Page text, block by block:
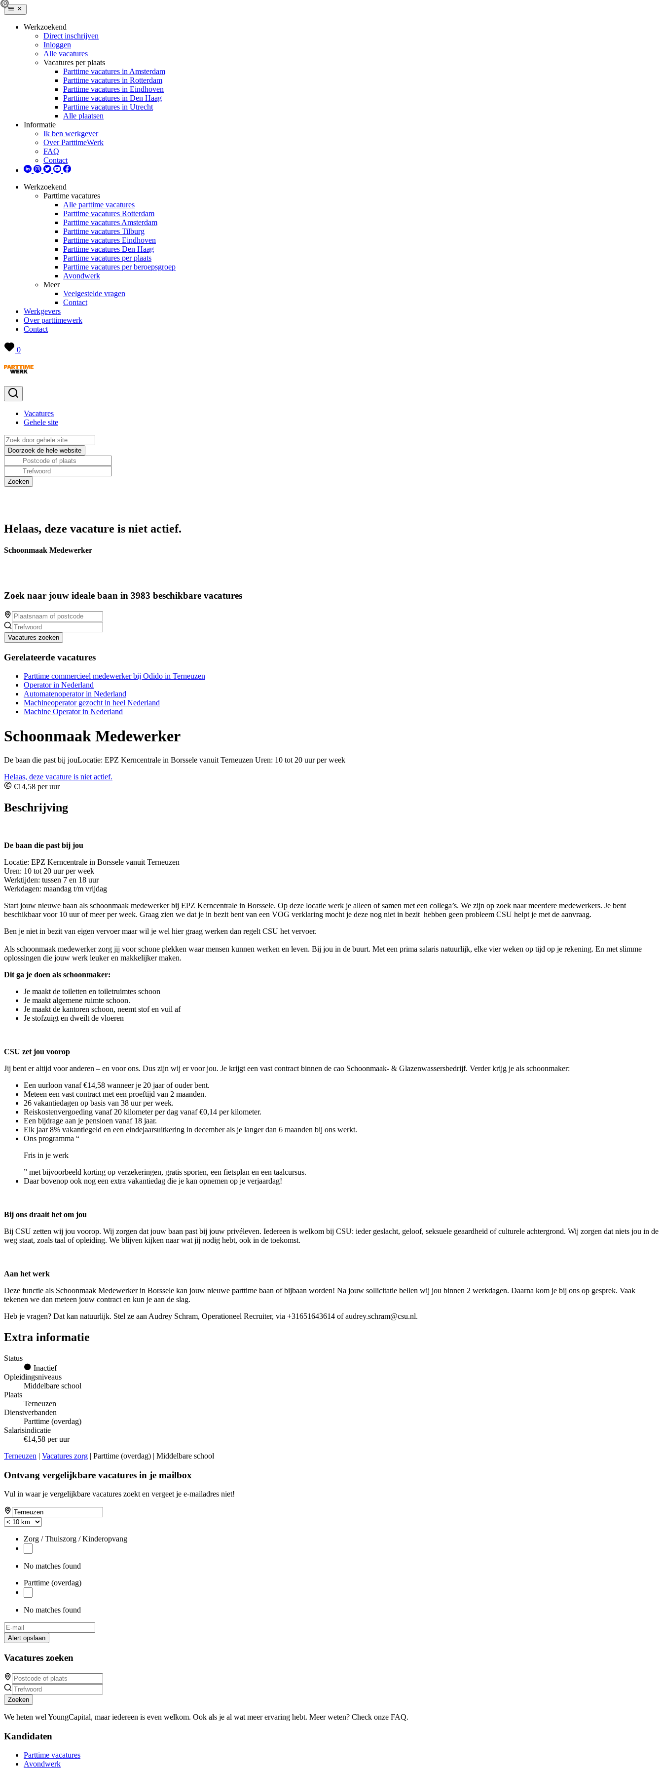
Werkzoekend
Direct inschrijven
Inloggen
Alle vacatures
Vacatures per plaats
Parttime vacatures in Amsterdam
Parttime vacatures in Rotterdam
Parttime vacatures in Eindhoven
Parttime vacatures in Den Haag
Parttime vacatures in Utrecht
Alle plaatsen
Informatie
Ik ben werkgever
Over ParttimeWerk
FAQ
Contact
Werkzoekend
Parttime vacatures
Alle parttime vacatures
Parttime vacatures Rotterdam
Parttime vacatures Amsterdam
Parttime vacatures Tilburg
Parttime vacatures Eindhoven
Parttime vacatures Den Haag
Parttime vacatures per plaats
Parttime vacatures per beroepsgroep
Avondwerk
Meer
Veelgestelde vragen
Contact
Werkgevers
Over parttimewerk
Contact
0
Vacatures
Gehele site
Helaas, deze vacature is niet actief.
Schoonmaak Medewerker
Zoek naar jouw ideale baan in 3983 beschikbare vacatures
Vacatures zoeken
Gerelateerde vacatures
Parttime commercieel medewerker bij Odido in Terneuzen
Operator in Nederland
Automatenoperator in Nederland
Machineoperator gezocht in heel Nederland
Machine Operator in Nederland
Schoonmaak Medewerker
De baan die past bij jouLocatie: EPZ Kerncentrale in Borssele vanuit Terneuzen Uren: 10 tot 20 uur per week
Helaas, deze vacature is niet actief.
€14,58 per uur
Beschrijving
De baan die past bij jou
Locatie: EPZ Kerncentrale in Borssele vanuit Terneuzen
Uren: 10 tot 20 uur per week
Werktijden: tussen 7 en 18 uur
Werkdagen: maandag t/m vrijdag
Start jouw nieuwe baan als schoonmaak medewerker bij EPZ Kerncentrale in Borssele. Op deze locatie werk je alleen of samen met een collega’s. We zijn op zoek naar meerdere medewerkers. Je bent
beschikbaar voor 10 uur of meer per week. Graag zien we dat je in bezit bent van een VOG verklaring mocht je deze nog niet in bezit hebben geen probleem CSU helpt je met de aanvraag.
Ben je niet in bezit van eigen vervoer maar wil je wel hier graag werken dan regelt CSU het vervoer.
Als schoonmaak medewerker zorg jij voor schone plekken waar mensen kunnen werken en leven. Bij jou in de buurt. Met een prima salaris natuurlijk, elke vier weken op tijd op je rekening. En met slimme
oplossingen die jouw werk leuker en makkelijker maken.
Dit ga je doen als schoonmaker:
Je maakt de toiletten en toiletruimtes schoon
Je maakt algemene ruimte schoon.
Je maakt de kantoren schoon, neemt stof en vuil af
Je stofzuigt en dweilt de vloeren
CSU zet jou voorop
Jij bent er altijd voor anderen – en voor ons. Dus zijn wij er voor jou. Je krijgt een vast contract binnen de cao Schoonmaak- & Glazenwassersbedrijf. Verder krijg je als schoonmaker:
Een uurloon vanaf €14,58 wanneer je 20 jaar of ouder bent.
Meteen een vast contract met een proeftijd van 2 maanden.
26 vakantiedagen op basis van 38 uur per week.
Reiskostenvergoeding vanaf 20 kilometer per dag vanaf €0,14 per kilometer.
Een bijdrage aan je pensioen vanaf 18 jaar.
Elk jaar 8% vakantiegeld en een eindejaarsuitkering in december als je langer dan 6 maanden bij ons werkt.
Ons programma “
Fris in je werk
” met bijvoorbeeld korting op verzekeringen, gratis sporten, een fietsplan en een taalcursus.
Daar bovenop ook nog een extra vakantiedag die je kan opnemen op je verjaardag!
Bij ons draait het om jou
Bij CSU zetten wij jou voorop. Wij zorgen dat jouw baan past bij jouw privéleven. Iedereen is welkom bij CSU: ieder geslacht, geloof, seksuele geaardheid of culturele achtergrond. Wij zorgen dat niets jou in de
weg staat, zoals taal of opleiding. We blijven kijken naar wat jij nodig hebt, ook in de toekomst.
Aan het werk
Deze functie als Schoonmaak Medewerker in Borssele kan jouw nieuwe parttime baan of bijbaan worden! Na jouw sollicitatie bellen wij jou binnen 2 werkdagen. Daarna kom je bij ons op gesprek. Vaak
tekenen we dan meteen jouw contract en kun je aan de slag.
Heb je vragen? Dat kan natuurlijk. Stel ze aan Audrey Schram, Operationeel Recruiter, via +31651643614 of audrey.schram@csu.nl.
Extra informatie
Status
Inactief
Opleidingsniveaus
Middelbare school
Plaats
Terneuzen
Dienstverbanden
Parttime (overdag)
Salarisindicatie
€14,58 per uur
Terneuzen | Vacatures zorg | Parttime (overdag) | Middelbare school
Ontvang vergelijkbare vacatures in je mailbox
Vul in waar je vergelijkbare vacatures zoekt en vergeet je e-mailadres niet!
Zorg / Thuiszorg / Kinderopvang
No matches found
Parttime (overdag)
No matches found
Alert opslaan
Vacatures zoeken
Zoeken
We heten wel YoungCapital, maar iedereen is even welkom. Ook als je al wat meer ervaring hebt. Meer weten? Check onze FAQ.
Kandidaten
Parttime vacatures
Avondwerk